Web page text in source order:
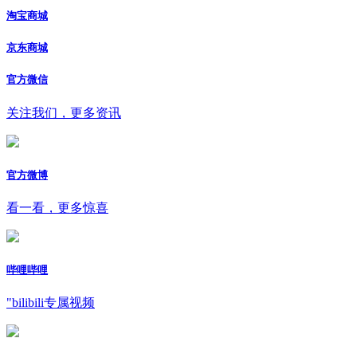
淘宝商城
京东商城
官方微信
关注我们，更多资讯
官方微博
看一看，更多惊喜
哔哩哔哩
"bilibili专属视频